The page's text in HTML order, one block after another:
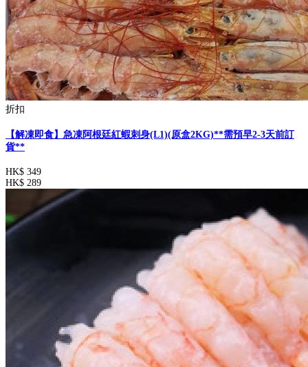
折扣
【解凍即食】急凍阿根廷紅蝦刺身(L1)(原盒2KG)**需預早2-3天前訂
貨**
HK$ 349
HK$ 289